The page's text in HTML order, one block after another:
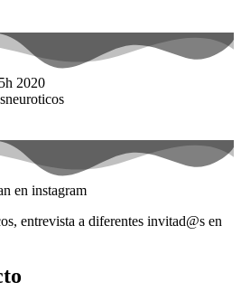
2020
entrevista a diferentes invitad@s en